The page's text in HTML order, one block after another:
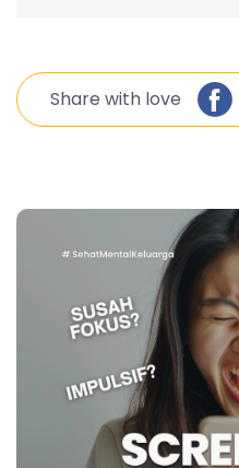
Share with love